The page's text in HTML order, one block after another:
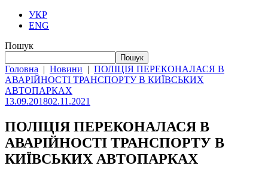
УКР
ENG
Пошук
Пошук
Головна | Новини | ПОЛІЦІЯ ПЕРЕКОНАЛАСЯ В
АВАРІЙНОСТІ ТРАНСПОРТУ В КИЇВСЬКИХ
АВТОПАРКАХ
13.09.201802.11.2021
ПОЛІЦІЯ ПЕРЕКОНАЛАСЯ В
АВАРІЙНОСТІ ТРАНСПОРТУ В
КИЇВСЬКИХ АВТОПАРКАХ